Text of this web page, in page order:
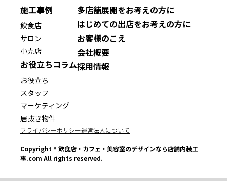
施工事例
飲食店
サロン
小売店
お役立ちコラム
お役立ち
スタッフ
マーケティング
居抜き物件
多店舗展開をお考えの方に
はじめての出店をお考えの方に
お客様のこえ
会社概要
採用情報
プライバシーポリシー運営法人について
Copyright ® 飲食店・カフェ・美容室のデザインなら店舗内装工
事.com All rights reserved.